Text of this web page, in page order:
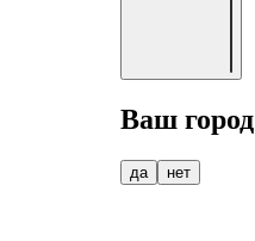
Ваш город
да нет